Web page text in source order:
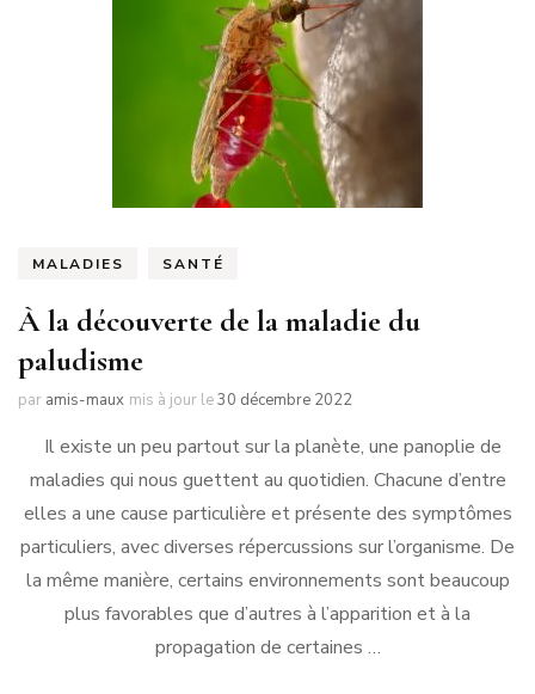
MALADIES SANTÉ
À la découverte de la maladie du
paludisme
par amis-maux mis à jour le30 décembre 2022
Il existe un peu partout sur la planète, une panoplie de
maladies qui nous guettent au quotidien. Chacune d’entre
elles a une cause particulière et présente des symptômes
particuliers, avec diverses répercussions sur l’organisme. De
la même manière, certains environnements sont beaucoup
plus favorables que d’autres à l’apparition et à la
propagation de certaines …